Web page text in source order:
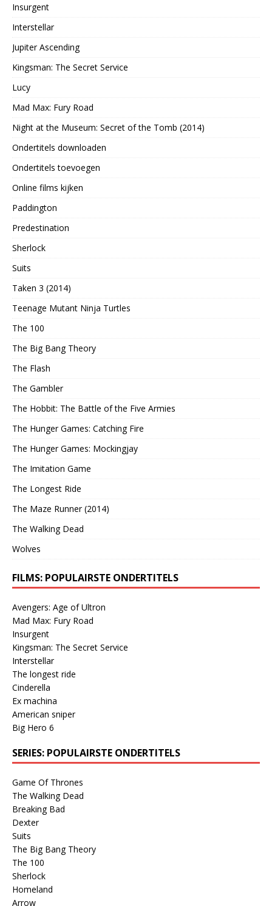
Insurgent
Interstellar
Jupiter Ascending
Kingsman: The Secret Service
Lucy
Mad Max: Fury Road
Night at the Museum: Secret of the Tomb (2014)
Ondertitels downloaden
Ondertitels toevoegen
Online films kijken
Paddington
Predestination
Sherlock
Suits
Taken 3 (2014)
Teenage Mutant Ninja Turtles
The 100
The Big Bang Theory
The Flash
The Gambler
The Hobbit: The Battle of the Five Armies
The Hunger Games: Catching Fire
The Hunger Games: Mockingjay
The Imitation Game
The Longest Ride
The Maze Runner (2014)
The Walking Dead
Wolves
FILMS: POPULAIRSTE ONDERTITELS
Avengers: Age of Ultron
Mad Max: Fury Road
Insurgent
Kingsman: The Secret Service
Interstellar
The longest ride
Cinderella
Ex machina
American sniper
Big Hero 6
SERIES: POPULAIRSTE ONDERTITELS
Game Of Thrones
The Walking Dead
Breaking Bad
Dexter
Suits
The Big Bang Theory
The 100
Sherlock
Homeland
Arrow